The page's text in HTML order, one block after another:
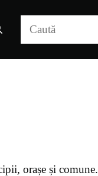
orașe și comune.